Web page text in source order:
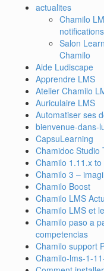
actualites
Chamilo
notifications
Salon
Chamilo
Aide Ludiscape
Apprendre LMS
Atelier Chamilo
Auriculaire LMS
Automatiser ses
bienvenue-dans-
CapsuLearning
Chamidoc Studio
Chamilo 1.11.x
Chamilo 3 –
Chamilo Boost
Chamilo LMS
Chamilo LMS et
Chamilo paso a
competencias
Chamilo support
Chamilo-lms-1-